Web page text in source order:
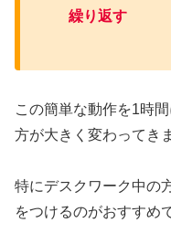
繰り返す
この簡単な動作を1時
方が大きく変わってき
特にデスクワーク中の
をつけるのがおすすめ